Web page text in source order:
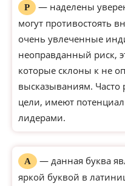
Р
— наделены
могут противостоять
очень увлеченные
неоправданный риск,
которые склоны к не
высказываниям. Часто
цели, имеют
лидерами.
А
— данная буква
яркой буквой в